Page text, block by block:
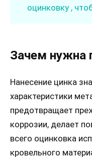
оцинковку ,
Зачем нужна
Нанесение цинка
характеристики
предотвращает
коррозии, делает
всего оцинковка
кровельного